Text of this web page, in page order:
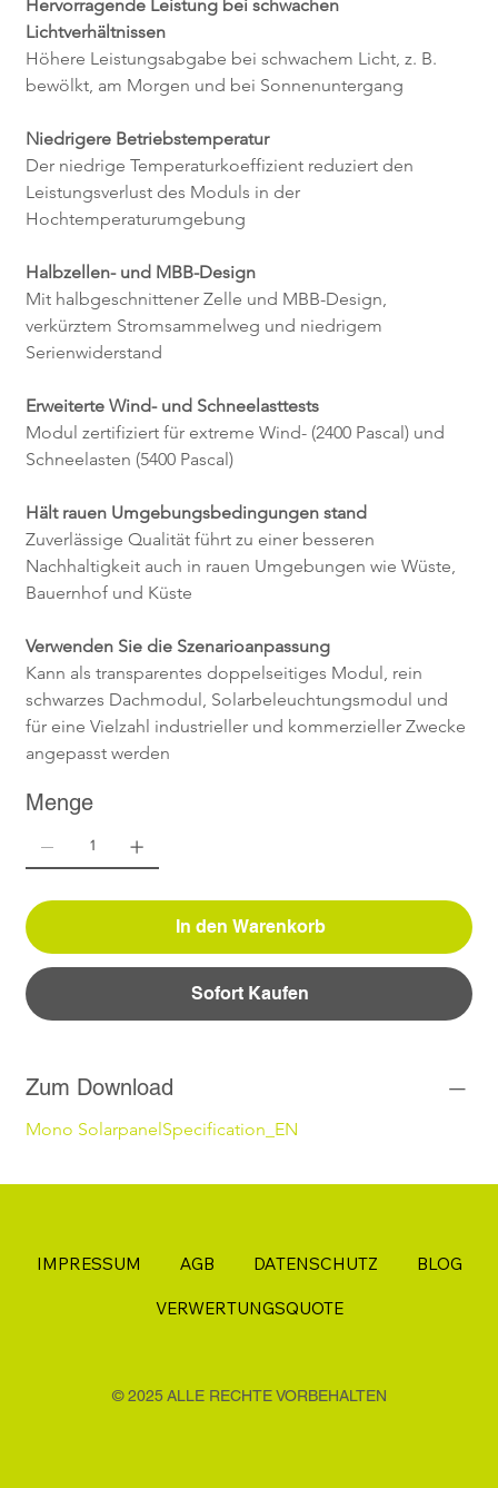
Hervorragende Leistung bei schwachen
Lichtverhältnissen
Höhere Leistungsabgabe bei schwachem Licht, z. B.
bewölkt, am Morgen und bei Sonnenuntergang
Niedrigere Betriebstemperatur
Der niedrige Temperaturkoeffizient reduziert den
Leistungsverlust des Moduls in der
Hochtemperaturumgebung
Halbzellen- und MBB-Design
Mit halbgeschnittener Zelle und MBB-Design,
verkürztem Stromsammelweg und niedrigem
Serienwiderstand
Erweiterte Wind- und Schneelasttests
Modul zertifiziert für extreme Wind- (2400 Pascal) und
Schneelasten (5400 Pascal)
Hält rauen Umgebungsbedingungen stand
Zuverlässige Qualität führt zu einer besseren
Nachhaltigkeit auch in rauen Umgebungen wie Wüste,
Bauernhof und Küste
Verwenden Sie die Szenarioanpassung
Kann als transparentes doppelseitiges Modul, rein
schwarzes Dachmodul, Solarbeleuchtungsmodul und
für eine Vielzahl industrieller und kommerzieller Zwecke
angepasst werden
Menge
In den Warenkorb
Sofort Kaufen
Zum Download
Mono SolarpanelSpecification_EN
IMPRESSUM AGB DATENSCHUTZ BLOG
VERWERTUNGSQUOTE
© 2025 ALLE RECHTE VORBEHALTEN